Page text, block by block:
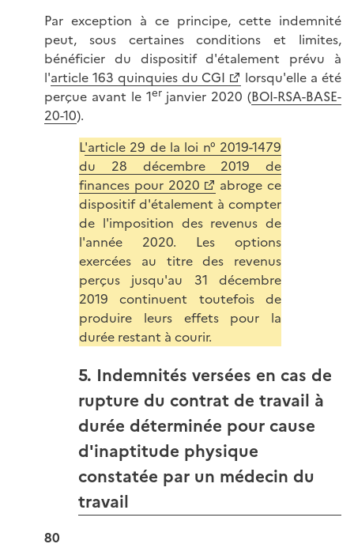
Par exception à ce principe, cette indemnité
peut, sous certaines conditions et limites,
bénéficier du dispositif d'étalement prévu à
l'article 163 quinquies du CGI
lorsqu'elle a été
perçue avant le 1erjanvier 2020 (BOI-RSA-BASE-
20-10).
L'article 29 de la loi n° 2019-1479
du 28 décembre 2019 de
finances pour 2020
abroge ce
dispositif d'étalement à compter
de l'imposition des revenus de
l'année 2020. Les options
exercées au titre des revenus
perçus jusqu'au 31 décembre
2019 continuent toutefois de
produire leurs effets pour la
durée restant à courir.
5. Indemnités versées en cas de
rupture du contrat de travail à
durée déterminée pour cause
d'inaptitude physique
constatée par un médecin du
travail
80